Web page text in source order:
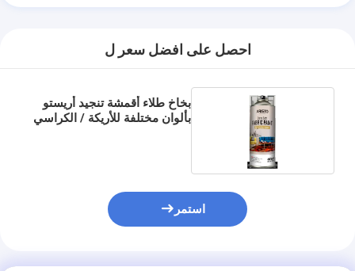
احصل على افضل سعر ل
بخاخ طلاء أقمشة تنجيد أريستو
بألوان مختلفة للأريكة / الكراسي
استمر